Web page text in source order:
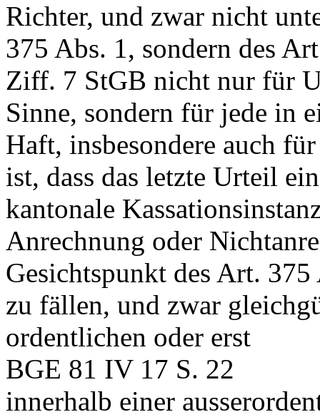
Richter, und zwar nicht
375 Abs. 1, sondern des
Ziff. 7 StGB nicht nur für
Sinne, sondern für jede in
Haft, insbesondere auch
ist, dass das letzte Urteil
kantonale
Anrechnung oder
Gesichtspunkt des Art.
zu fällen, und zwar
ordentlichen oder erst
BGE 81 IV 17 S. 22
innerhalb einer